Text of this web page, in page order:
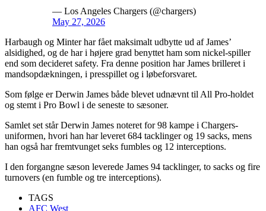
— Los Angeles Chargers (@chargers)
May 27, 2026
Harbaugh og Minter har fået maksimalt udbytte ud af James’
alsidighed, og de har i højere grad benyttet ham som nickel-spiller
end som decideret safety. Fra denne position har James brilleret i
mandsopdækningen, i presspillet og i løbeforsvaret.
Som følge er Derwin James både blevet udnævnt til All Pro-holdet
og stemt i Pro Bowl i de seneste to sæsoner.
Samlet set står Derwin James noteret for 98 kampe i Chargers-
uniformen, hvori han har leveret 684 tacklinger og 19 sacks, mens
han også har fremtvunget seks fumbles og 12 interceptions.
I den forgangne sæson leverede James 94 tacklinger, to sacks og fire
turnovers (en fumble og tre interceptions).
TAGS
AFC West